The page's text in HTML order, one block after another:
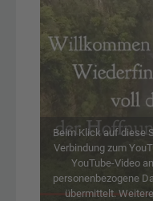
Beim Klick auf diese
Verbindung zum
YouTube-Video
personenbezogene
übermittelt.